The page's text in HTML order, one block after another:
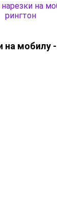
на
рингтон
на мобилу